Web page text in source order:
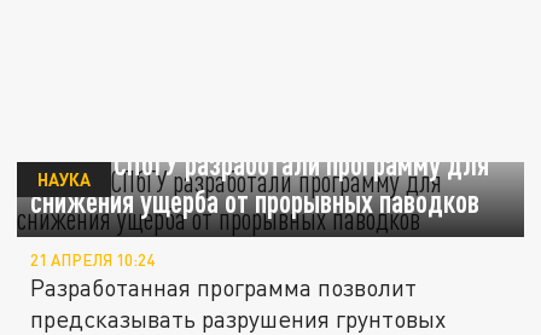
Учёные СПбГУ разработали программу для
снижения ущерба от прорывных паводков
НАУКА
21 АПРЕЛЯ 10:24
Разработанная программа позволит
предсказывать разрушения грунтовых